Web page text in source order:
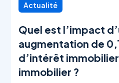
Actualité
Quel est l’impact
augmentation de
d’intérêt
immobilier ?